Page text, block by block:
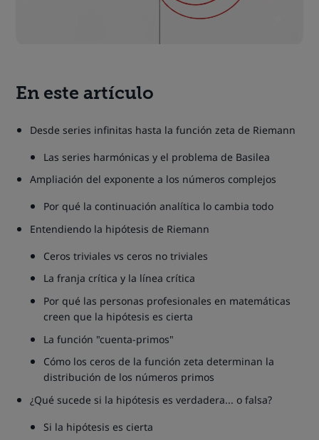
En este artículo
Desde series infinitas hasta la función zeta de Riemann
Las series harmónicas y el problema de Basilea
Ampliación del exponente a los números complejos
Por qué la continuación analítica lo cambia todo
Entendiendo la hipótesis de Riemann
Ceros triviales vs ceros no triviales
La franja crítica y la línea crítica
Por qué las personas profesionales en matemáticas
creen que la hipótesis es cierta
La función "cuenta-primos"
Cómo los ceros de la función zeta determinan la
distribución de los números primos
¿Qué sucede si la hipótesis es verdadera... o falsa?
Si la hipótesis es cierta